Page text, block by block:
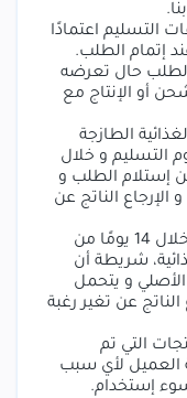
.
التسليم اعتمادًا
إتمام الطلب.
حال تعرضه
أو الإنتاج مع
الطازجة
التسليم و خلال
إستلام الطلب و
الناتج عن
يتم قبول الإرجاعات والتبادلات خلال 14 يومًا من
شريطة أن
الأصلي و يتحمل
عن تغير رغبة
التي تم
العميل لأي سبب
إستخدام.